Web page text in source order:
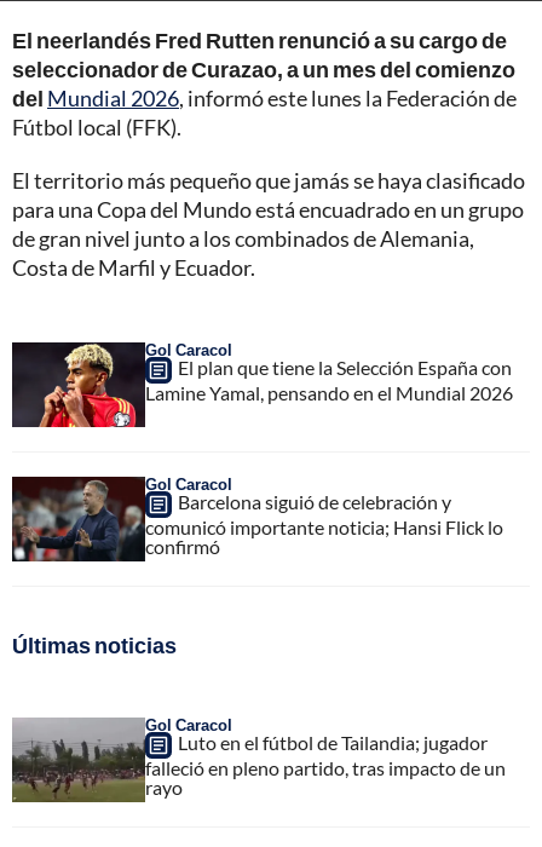
El neerlandés Fred Rutten renunció a su cargo de
seleccionador de Curazao, a un mes del comienzo
del Mundial 2026, informó este lunes la Federación de
Fútbol local (FFK).
El territorio más pequeño que jamás se haya clasificado
para una Copa del Mundo está encuadrado en un grupo
de gran nivel junto a los combinados de Alemania,
Costa de Marfil y Ecuador.
Gol Caracol
El plan que tiene la Selección España con
Lamine Yamal, pensando en el Mundial 2026
Gol Caracol
Barcelona siguió de celebración y
comunicó importante noticia; Hansi Flick lo
confirmó
Últimas noticias
Gol Caracol
Luto en el fútbol de Tailandia; jugador
falleció en pleno partido, tras impacto de un
rayo